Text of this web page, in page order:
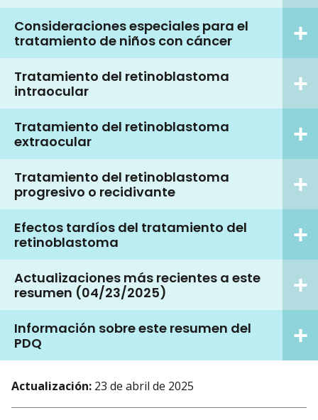
Consideraciones especiales para el
tratamiento de niños con cáncer
Tratamiento del retinoblastoma
intraocular
Tratamiento del retinoblastoma
extraocular
Tratamiento del retinoblastoma
progresivo o recidivante
Efectos tardíos del tratamiento del
retinoblastoma
Actualizaciones más recientes a este
resumen (04/23/2025)
Información sobre este resumen del
PDQ
Actualización: 23 de abril de 2025